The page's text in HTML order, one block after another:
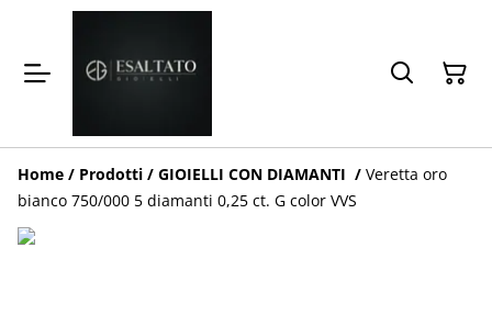
Home / Prodotti / GIOIELLI CON DIAMANTI / Veretta oro
bianco 750/000 5 diamanti 0,25 ct. G color VVS